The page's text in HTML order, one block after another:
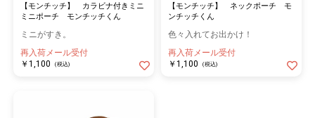
【モンチッチ】 カラビナ付きミニ
ミニポーチ モンチッチくん
ミニがすき。
再入荷メール受付
￥1,100
(税込)
【モンチッチ】 ネックポーチ モ
ンチッチくん
色々入れてお出かけ！
再入荷メール受付
￥1,100
(税込)